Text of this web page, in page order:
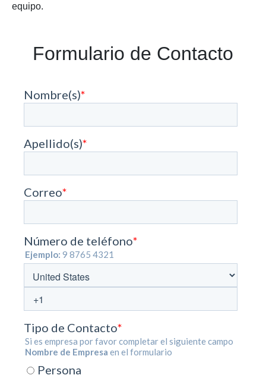
equipo.
Formulario de Contacto